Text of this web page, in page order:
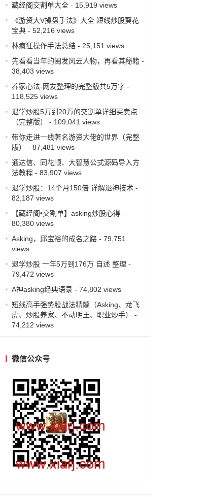
藏经阁交割单大全- 15,919 views
《游资大V操盘手法》大全 短线炒股葵花
宝典- 52,216 views
林疯狂操作手法总结- 25,151 views
先看看当年的闽发风云人物，再看其秘籍-
38,403 views
养家心法-网友整理的完整版共5万字 -
118,525 views
退学炒股5万到20万的交割单详细买卖点
（完整版）
- 109,041 views
带你走进一线著名游资大佬的世界（完整
版）
- 87,481 views
通达信、同花顺、大智慧公式源码导入方
法教程- 83,907 views
退学炒股：14个月150倍 详解退神技术 -
82,187 views
【藏经阁•交割单】asking炒股心得-
80,380 views
Asking，邱宝裕的成名之路- 79,751
views
退学炒股 一年5万到176万 自述 整理 -
79,472 views
A神asking经典语录- 74,802 views
短线高手强势股战法精髓（Asking、龙飞
虎、炒股养家、不动明王、职业炒手）
-
74,212 views
微信公众号